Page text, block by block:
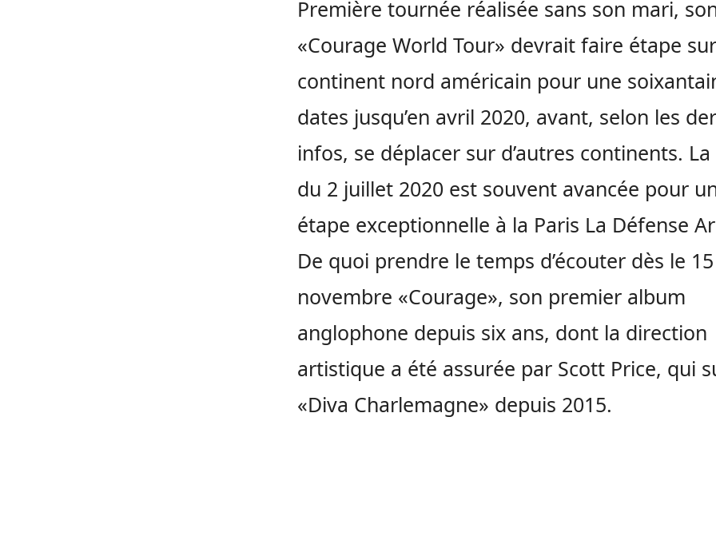
Première tournée réalisée sans son mari,
«Courage World Tour» devrait faire étape
continent nord américain pour une
dates jusqu’en avril 2020, avant, selon les
infos, se déplacer sur d’autres continents.
du 2 juillet 2020 est souvent avancée pour
étape exceptionnelle à la Paris La Défense
De quoi prendre le temps d’écouter dès le 15
novembre «Courage», son premier album
anglophone depuis six ans, dont la direction
artistique a été assurée par Scott Price, qui
«Diva Charlemagne» depuis 2015.